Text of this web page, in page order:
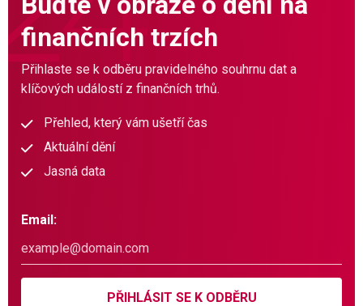
finančních trzích
Přihlaste se k odběru pravidelného souhrnu dat a
klíčových událostí z finančních trhů.
Přehled, který vám ušetří čas
Aktuální dění
Jasná data
Email:
PŘIHLÁSIT SE K ODBĚRU